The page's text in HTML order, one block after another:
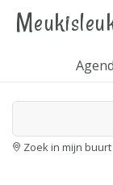
Zoek in mijn buurt